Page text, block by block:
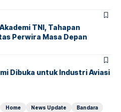
TNI, Tahapan
Perwira Masa Depan
Dibuka untuk Industri Aviasi
Home News Update
Bandara